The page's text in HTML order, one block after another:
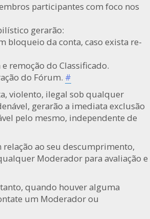
participantes com foco nos
gerarão:
bloqueio da conta, caso exista re-
remoção do Classificado.
do Fórum. #
violento, ilegal sob qualquer
gerarão a imediata exclusão
pelo mesmo, independente de
relação ao seu descumprimento,
Moderador para avaliação e
quando houver alguma
um Moderador ou